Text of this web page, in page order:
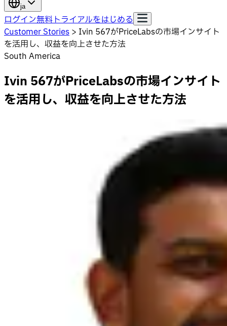
ja
ログイン無料トライアルをはじめる
Customer Stories > Ivin 567がPriceLabsの市場インサイト
を活用し、収益を向上させた方法
South America
Ivin 567がPriceLabsの市場インサイト
を活用し、収益を向上させた方法